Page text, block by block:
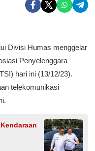
Divisi Humas menggelar
Penyelenggara
hari ini (13/12/23).
telekomunikasi